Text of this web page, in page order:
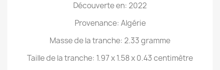
Découverte en: 2022
Provenance: Algérie
Masse de la tranche: 2.33 gramme
Taille de la tranche: 1.97 x 1.58 x 0.43 centimètre